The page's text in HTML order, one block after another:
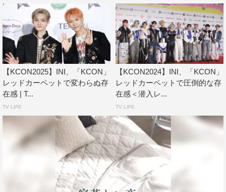
【KCON2025】INI、「KCON」
レッドカーペットで変わらぬ存
在感 | T...
TV LIFE
【KCON2024】INI、「KCON」
レッドカーペットで圧倒的な存
在感＜潜入レ...
TV LIFE